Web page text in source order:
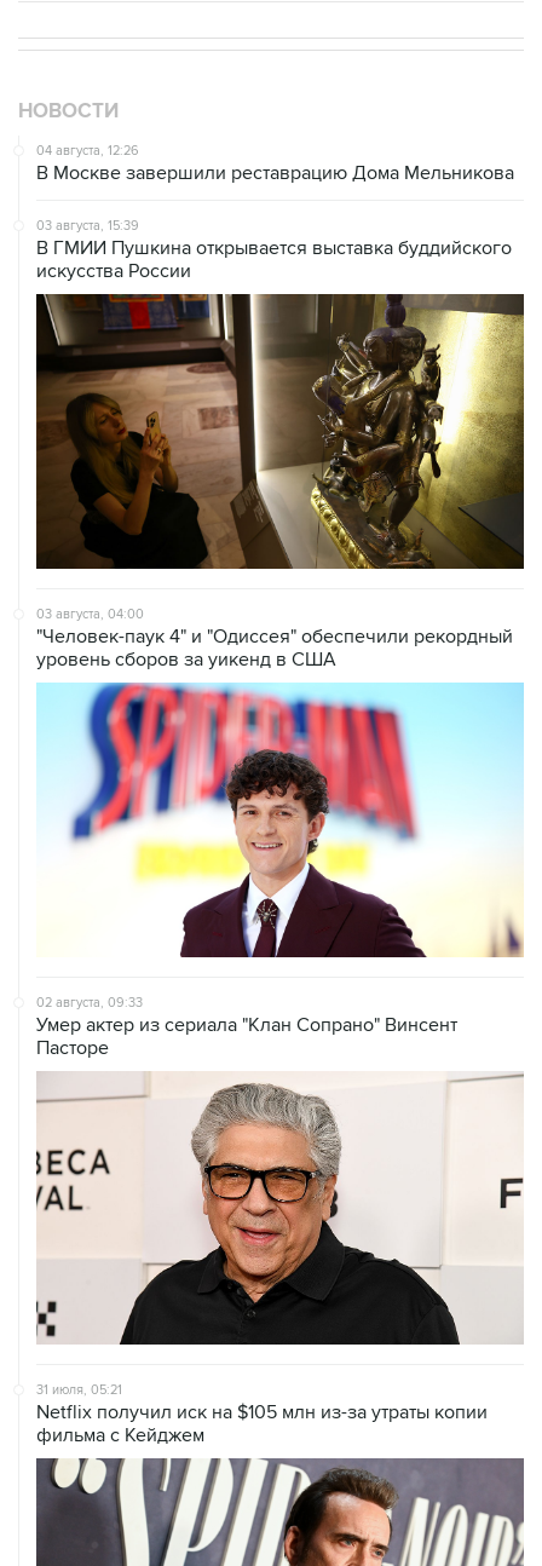
НОВОСТИ
04 августа, 12:26
В Москве завершили реставрацию Дома Мельникова
03 августа, 15:39
В ГМИИ Пушкина открывается выставка буддийского
искусства России
03 августа, 04:00
"Человек-паук 4" и "Одиссея" обеспечили рекордный
уровень сборов за уикенд в США
02 августа, 09:33
Умер актер из сериала "Клан Сопрано" Винсент
Пасторе
31 июля, 05:21
Netflix получил иск на $105 млн из-за утраты копии
фильма с Кейджем